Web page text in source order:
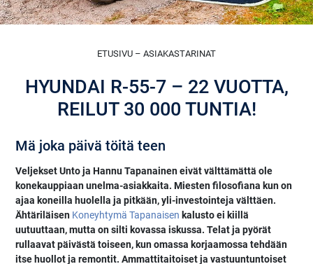
ETUSIVU – ASIAKASTARINAT
HYUNDAI R-55-7 – 22 VUOTTA,
REILUT 30 000 TUNTIA!
Mä joka päivä töitä teen
Veljekset Unto ja Hannu Tapanainen eivät välttämättä ole
konekauppiaan unelma-asiakkaita. Miesten filosofiana kun on
ajaa koneilla huolella ja pitkään, yli-investointeja välttäen.
Ähtäriläisen Koneyhtymä Tapanaisen kalusto ei kiillä
uutuuttaan, mutta on silti kovassa iskussa. Telat ja pyörät
rullaavat päivästä toiseen, kun omassa korjaamossa tehdään
itse huollot ja remontit. Ammattitaitoiset ja vastuuntuntoiset